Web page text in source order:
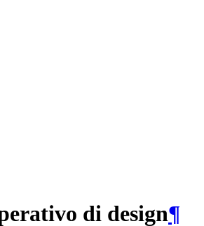
di design¶